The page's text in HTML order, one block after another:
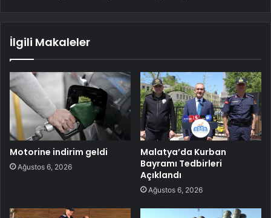
İlgili Makaleler
Motorine indirim geldi
Ağustos 6, 2026
Malatya’da Kurban
Bayramı Tedbirleri
Açıklandı
Ağustos 6, 2026